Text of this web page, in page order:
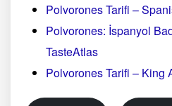
Polvorones Tarifi –
Polvorones: İspanyol
TasteAtlas
Polvorones Tarifi – King